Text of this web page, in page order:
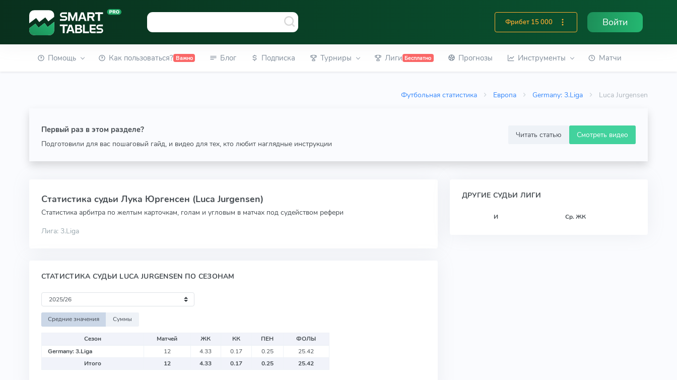
Фрибет 15 000 Войти
Помощь Как пользоваться? Важно Блог Подписка Турниры Лиги Бесплатно Прогнозы Инструменты Матчи
Футбольная статистика Европа Germany: 3.Liga Luca Jurgensen
Первый раз в этом разделе?
Подготовили для вас пошаговый гайд, и видео для тех, кто любит наглядные инструкции
Читать статью Смотреть видео
Статистика судьи Лука Юргенсен (Luca Jurgensen)
Статистика арбитра по желтым карточкам, голам и угловым в матчах под судейством рефери
Лига: 3.Liga
СТАТИСТИКА СУДЬИ LUCA JURGENSEN ПО СЕЗОНАМ
Средние значения Суммы
Сезон Матчей ЖК КК ПЕН
ФОЛЫ
Germany: 3.Liga
12 4.33 0.17 0.25
25.42
Итого
12 4.33 0.17 0.25 25.42
ДРУГИЕ СУДЬИ ЛИГИ
И Ср. ЖК